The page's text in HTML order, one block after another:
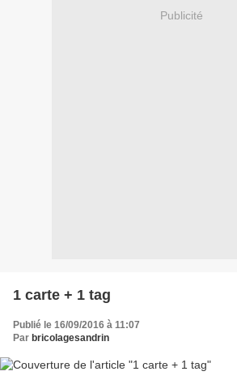
Publicité
1 carte + 1 tag
Publié le 16/09/2016 à 11:07
Par bricolagesandrin